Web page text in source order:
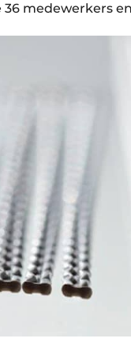
36 medewerkers